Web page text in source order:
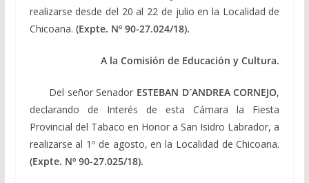
realizarse desde del 20 al 22 de julio en la Localidad de
Chicoana. (Expte. Nº 90-27.024/18).
A la Comisión de Educación y Cultura.
Del señor Senador ESTEBAN D´ANDREA CORNEJO,
declarando de Interés de esta Cámara la Fiesta
Provincial del Tabaco en Honor a San Isidro Labrador, a
realizarse al 1º de agosto, en la Localidad de Chicoana.
(Expte. Nº 90-27.025/18).